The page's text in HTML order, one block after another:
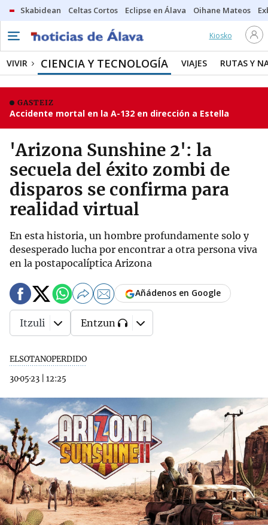
Skabidean Celtas Cortos Eclipse en Álava Oihane Mateos
Kiosko
VIVIR CIENCIA Y TECNOLOGÍA VIAJES RUTAS Y
GASTEIZ
Accidente mortal en la A-132 en dirección a Estella
'Arizona Sunshine 2': la
secuela del éxito zombi de
disparos se confirma para
realidad virtual
En esta historia, un hombre profundamente solo y
desesperado lucha por encontrar a otra persona viva
en la postapocalíptica Arizona
ELSOTANOPERDIDO
30·05·23
12:25
Añádenos en Google
Itzuli Entzun